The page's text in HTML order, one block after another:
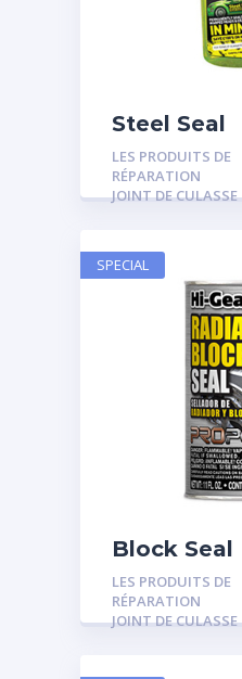
Steel Seal
LES PRODUITS DE
RÉPARATION
JOINT DE CULASSE
Block Seal
LES PRODUITS DE
RÉPARATION
JOINT DE CULASSE
SPECIAL